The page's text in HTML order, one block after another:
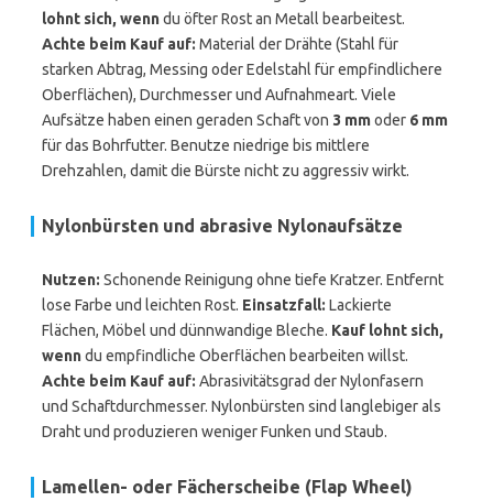
lohnt sich, wenndu öfter Rost an Metall bearbeitest.
Achte beim Kauf auf: Material der Drähte (Stahl für
starken Abtrag, Messing oder Edelstahl für empfindlichere
Oberflächen), Durchmesser und Aufnahmeart. Viele
Aufsätze haben einen geraden Schaft von 3 mmoder 6 mm
für das Bohrfutter. Benutze niedrige bis mittlere
Drehzahlen, damit die Bürste nicht zu aggressiv wirkt.
Nylonbürsten und abrasive Nylonaufsätze
Nutzen: Schonende Reinigung ohne tiefe Kratzer. Entfernt
lose Farbe und leichten Rost. Einsatzfall: Lackierte
Flächen, Möbel und dünnwandige Bleche. Kauf lohnt sich,
wenndu empfindliche Oberflächen bearbeiten willst.
Achte beim Kauf auf: Abrasivitätsgrad der Nylonfasern
und Schaftdurchmesser. Nylonbürsten sind langlebiger als
Draht und produzieren weniger Funken und Staub.
Lamellen- oder Fächerscheibe (Flap Wheel)